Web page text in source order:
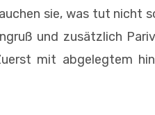
sie, was tut nicht
und zusätzlich
mit abgelegtem